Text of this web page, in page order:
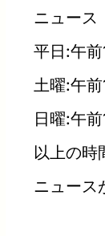
ニュース
平日:午前
土曜:午前
日曜:午前
以上の時
ニュース